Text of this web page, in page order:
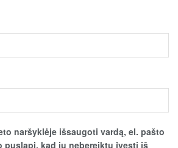
naršyklėje išsaugoti vardą, el. pašto
puslapį, kad jų nebereiktų įvesti iš